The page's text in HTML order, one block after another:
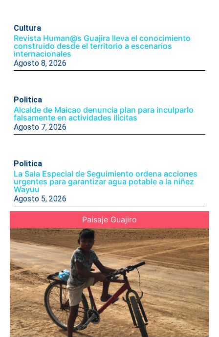
Cultura
Revista Human@s Guajira lleva el conocimiento
construido desde el territorio a escenarios
internacionales
Agosto 8, 2026
Politica
Alcalde de Maicao denuncia plan para inculparlo
falsamente en actividades ilícitas
Agosto 7, 2026
Politica
La Sala Especial de Seguimiento ordena acciones
urgentes para garantizar agua potable a la niñez
Wayuu
Agosto 5, 2026
Paisaje Guajiro